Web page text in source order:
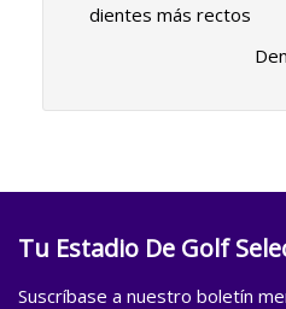
dientes más rectos
Tu Estadio De Golf
Suscríbase a nuestro boletín